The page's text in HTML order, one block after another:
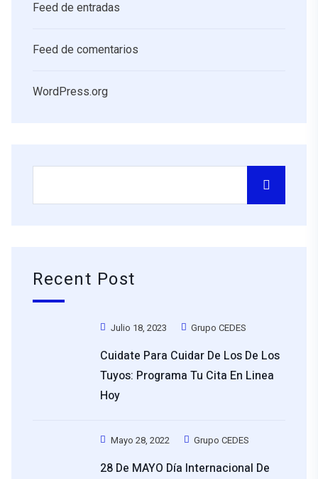
Feed de entradas
Feed de comentarios
WordPress.org
Recent Post
Julio 18, 2023 Grupo CEDES
Cuidate Para Cuidar De Los De Los
Tuyos: Programa Tu Cita En Linea
Hoy
Mayo 28, 2022 Grupo CEDES
28 De MAYO Día Internacional De